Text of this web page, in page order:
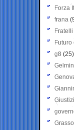
Forza
frana
g8 (25)
Grasso